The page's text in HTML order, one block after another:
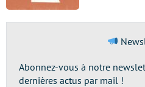
Abonnez-vous à notre
dernières actus par mail !